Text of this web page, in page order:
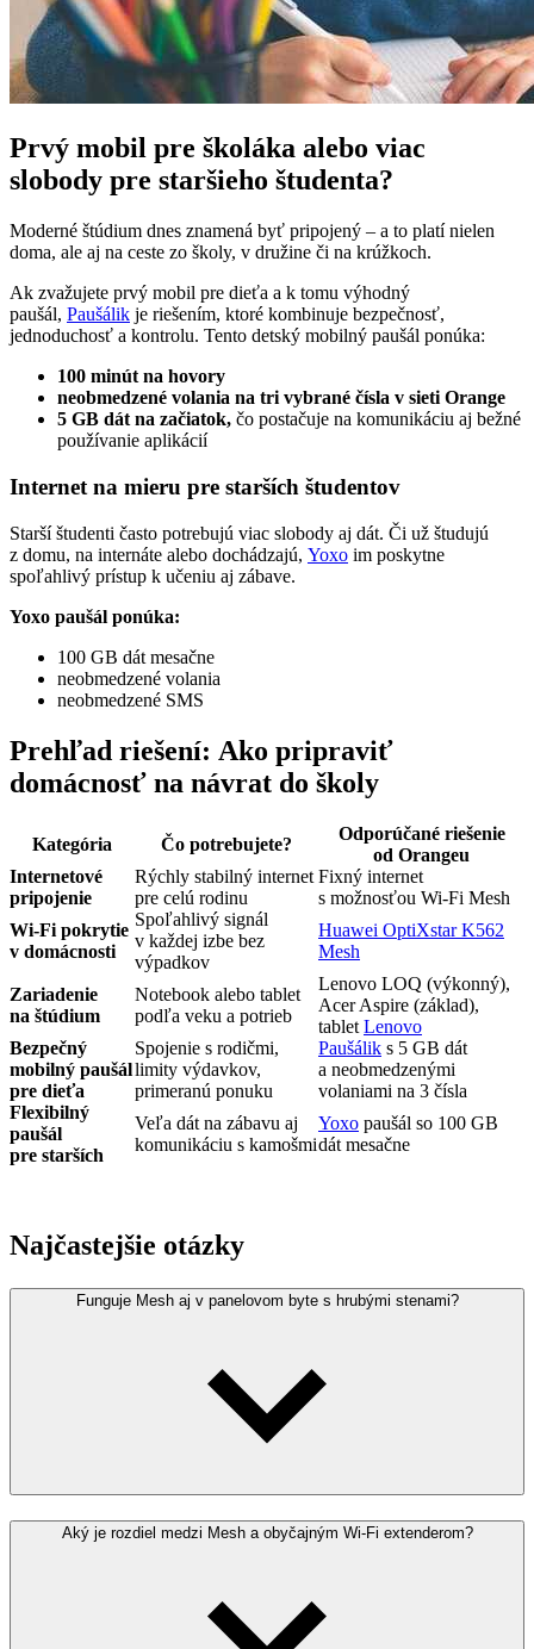
Prvý mobil pre školáka alebo viac
slobody pre staršieho študenta?
Moderné štúdium dnes znamená byť pripojený – a to platí nielen
doma, ale aj na ceste zo školy, v družine či na krúžkoch.
Ak zvažujete prvý mobil pre dieťa a k tomu výhodný
paušál, Paušálik je riešením, ktoré kombinuje bezpečnosť,
jednoduchosť a kontrolu. Tento detský mobilný paušál ponúka:
100 minút na hovory
neobmedzené volania na tri vybrané čísla v sieti Orange
5 GB dát na začiatok, čo postačuje na komunikáciu aj bežné
používanie aplikácií
Internet na mieru pre starších študentov
Starší študenti často potrebujú viac slobody aj dát. Či už študujú
z domu, na internáte alebo dochádzajú, Yoxo im poskytne
spoľahlivý prístup k učeniu aj zábave.
Yoxo paušál ponúka:
100 GB dát mesačne
neobmedzené volania
neobmedzené SMS
Prehľad riešení: Ako pripraviť
domácnosť na návrat do školy
Kategória Čo potrebujete?
Odporúčané riešenie
od Orangeu
Internetové
pripojenie
Rýchly stabilný internet
pre celú rodinu
Fixný internet
s možnosťou Wi-Fi Mesh
Wi-Fi pokrytie
v domácnosti
Spoľahlivý signál
v každej izbe bez
výpadkov
Huawei OptiXstar K562
Mesh
Zariadenie
na štúdium
Notebook alebo tablet
podľa veku a potrieb
Lenovo LOQ (výkonný),
Acer Aspire (základ),
tablet Lenovo
Bezpečný
mobilný paušál
pre dieťa
Spojenie s rodičmi,
limity výdavkov,
primeranú ponuku
Paušálik s 5 GB dát
a neobmedzenými
volaniami na 3 čísla
Flexibilný
paušál
pre starších
Veľa dát na zábavu aj
komunikáciu s kamošmi
Yoxo paušál so 100 GB
dát mesačne
Najčastejšie otázky
Funguje Mesh aj v panelovom byte s hrubými stenami?
Aký je rozdiel medzi Mesh a obyčajným Wi-Fi extenderom?